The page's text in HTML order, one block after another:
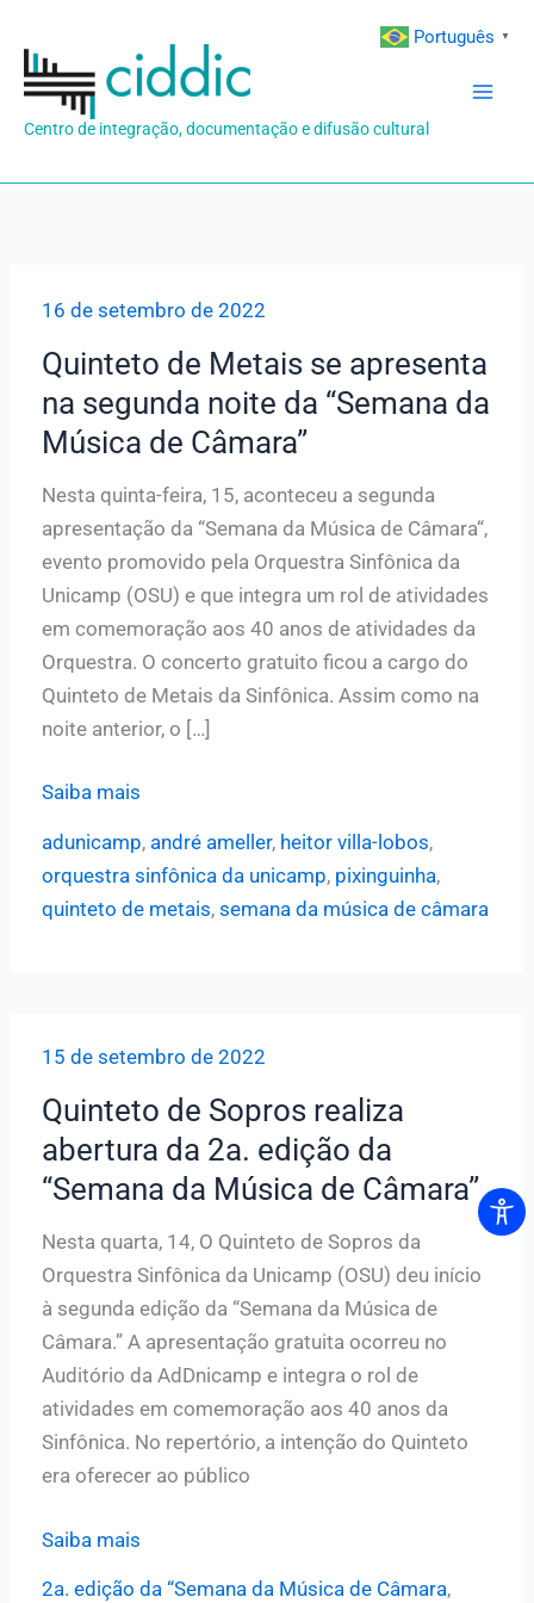
para
conteúdo
Centro de integração, documentação e difusão cultural
16 de setembro de 2022
Quinteto de Metais se apresenta
na segunda noite da “Semana da
Música de Câmara”
Nesta quinta-feira, 15, aconteceu a segunda
apresentação da “Semana da Música de Câmara“,
evento promovido pela Orquestra Sinfônica da
Unicamp (OSU) e que integra um rol de atividades
em comemoração aos 40 anos de atividades da
Orquestra. O concerto gratuito ficou a cargo do
Quinteto de Metais da Sinfônica. Assim como na
noite anterior, o […]
Quinteto
apresenta
da
da
Música
de
Saiba mais
adunicamp, andré ameller, heitor villa-lobos,
orquestra sinfônica da unicamp, pixinguinha,
quinteto de metais, semana da música de câmara
15 de setembro de 2022
Quinteto de Sopros realiza
abertura da 2a. edição da
“Semana da Música de Câmara”
Nesta quarta, 14, O Quinteto de Sopros da
Orquestra Sinfônica da Unicamp (OSU) deu início
à segunda edição da “Semana da Música de
Câmara.” A apresentação gratuita ocorreu no
Auditório da AdDnicamp e integra o rol de
atividades em comemoração aos 40 anos da
Sinfônica. No repertório, a intenção do Quinteto
era oferecer ao público
Quinteto
Saiba mais
2a. edição da “Semana da Música de Câmara,
Português ▼